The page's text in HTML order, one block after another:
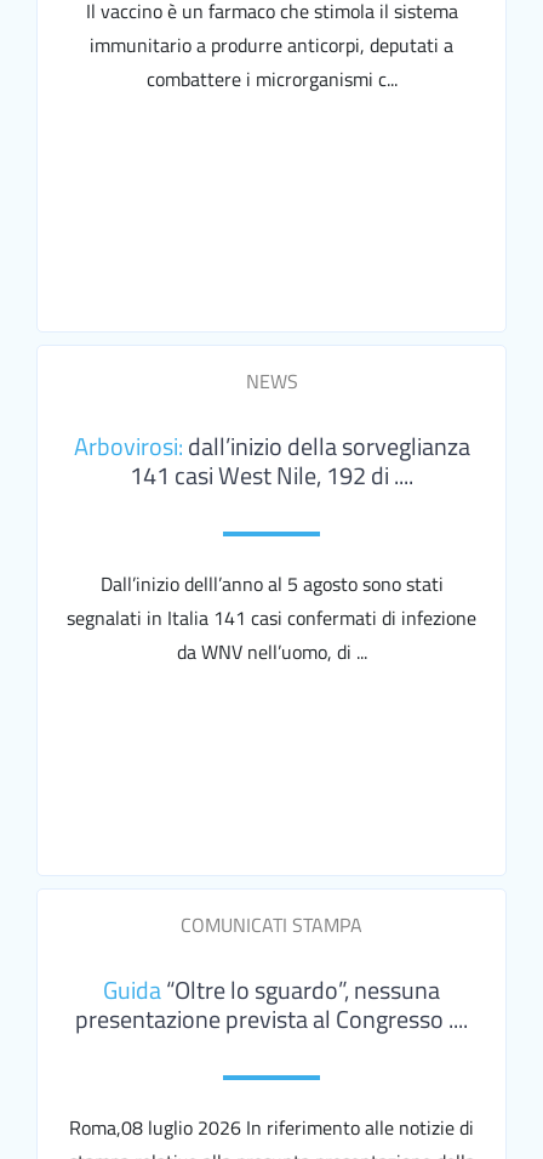
Il vaccino è un farmaco che stimola il sistema
immunitario a produrre anticorpi, deputati a
combattere i microrganismi c...
NEWS
Arbovirosi:dall’inizio della sorveglianza
141 casi West Nile, 192 di ....
Dall’inizio delll’anno al 5 agosto sono stati
segnalati in Italia 141 casi confermati di infezione
da WNV nell’uomo, di ...
COMUNICATI STAMPA
Guida“Oltre lo sguardo”, nessuna
presentazione prevista al Congresso ....
Roma,08 luglio 2026 In riferimento alle notizie di